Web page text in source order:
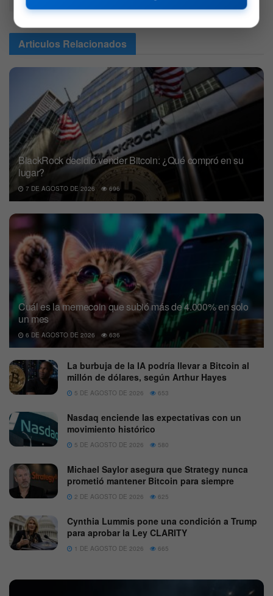
Waidmann
Articulos Relacionados
BlackRock decidió vender Bitcoin: ¿Qué compró en su
lugar?
7 DE AGOSTO DE 2026 696
Cuál es la memecoin que subió más de 4.000% en solo
un mes
6 DE AGOSTO DE 2026 636
La burbuja de la IA podría llevar a Bitcoin al
millón de dólares, según Arthur Hayes
5 DE AGOSTO DE 2026 653
Nasdaq enciende las expectativas con un
movimiento histórico
5 DE AGOSTO DE 2026 580
Michael Saylor asegura que Strategy nunca
prometió mantener Bitcoin para siempre
2 DE AGOSTO DE 2026 625
Cynthia Lummis pone una condición a Trump
para aprobar la Ley CLARITY
1 DE AGOSTO DE 2026 665